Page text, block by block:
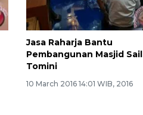
Jasa Raharja Bantu
Pembangunan Masjid Sail
Tomini
10 March 2016 14:01 WIB, 2016